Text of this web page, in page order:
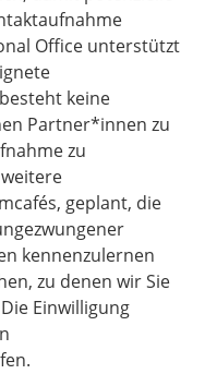
Office unterstützt
keine
Partner*innen zu
zu
geplant, die
kennenzulernen
zu denen wir Sie
Einwilligung